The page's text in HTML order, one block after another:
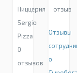
Пиццерия
Sergio
Pizza
0
отзывов
отзыв
Отзывы
о